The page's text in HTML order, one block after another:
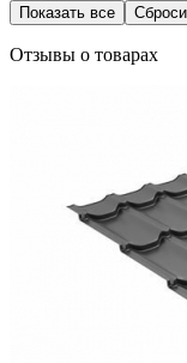
Показать все
Отзывы о товарах